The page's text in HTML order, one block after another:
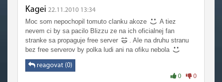
Kagei 22.11.2010 13:34
Moc som nepochopil tomuto clanku akoze
A tiez
nevem ci by sa pacilo Blizzu ze na ich oficialnej fan
stranke sa propaguje free server
. Ale na druhu stranu
bez free serverov by polka ludi ani na ofiku nebola
reagovat (0)
0 0